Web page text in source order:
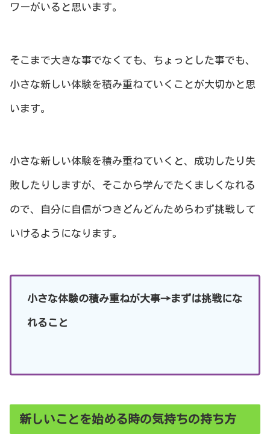
ワーがいると思います。
そこまで大きな事でなくても、ちょっとした事でも、
小さな新しい体験を積み重ねていくことが大切かと思
います。
小さな新しい体験を積み重ねていくと、成功したり失
敗したりしますが、そこから学んでたくましくなれる
ので、自分に自信がつきどんどんためらわず挑戦して
いけるようになります。
小さな体験の積み重ねが大事→まずは挑戦にな
れること
新しいことを始める時の気持ちの持ち方